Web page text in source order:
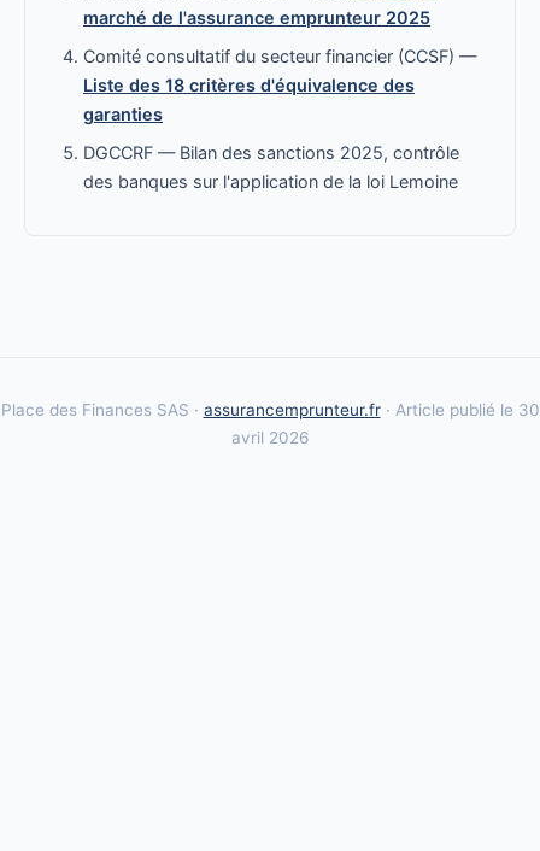
marché de l'assurance emprunteur 2025
Comité consultatif du secteur financier (CCSF) —
Liste des 18 critères d'équivalence des
garanties
DGCCRF — Bilan des sanctions 2025, contrôle
des banques sur l'application de la loi Lemoine
Place des Finances SAS · assurancemprunteur.fr· Article publié le 30
avril 2026